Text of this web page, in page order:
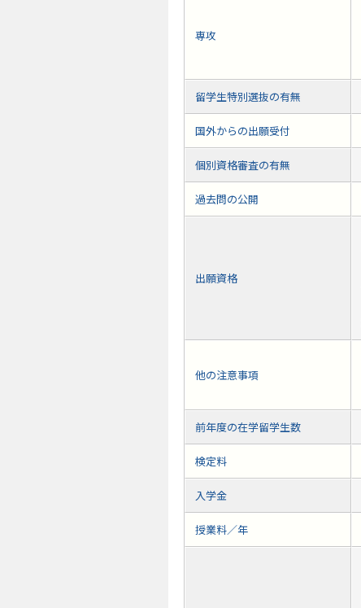
専攻
留学生特別選抜の有無
国外からの出願受付
個別資格審査の有無
過去問の公開
出願資格
他の注意事項
前年度の在学留学生数
検定料
入学金
授業料／年